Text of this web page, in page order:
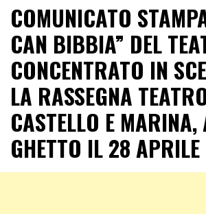
COMUNICATO
CAN BIBBIA” DEL
CONCENTRATO IN
LA RASSEGNA
CASTELLO E
GHETTO IL 28 APRILE